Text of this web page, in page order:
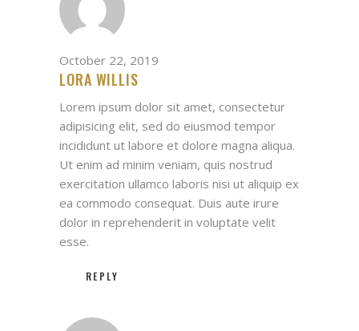
October 22, 2019
LORA WILLIS
Lorem ipsum dolor sit amet, consectetur
adipisicing elit, sed do eiusmod tempor
incididunt ut labore et dolore magna aliqua.
Ut enim ad minim veniam, quis nostrud
exercitation ullamco laboris nisi ut aliquip ex
ea commodo consequat. Duis aute irure
dolor in reprehenderit in voluptate velit
esse.
REPLY